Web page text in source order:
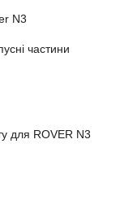
N3
частини
для ROVER N3